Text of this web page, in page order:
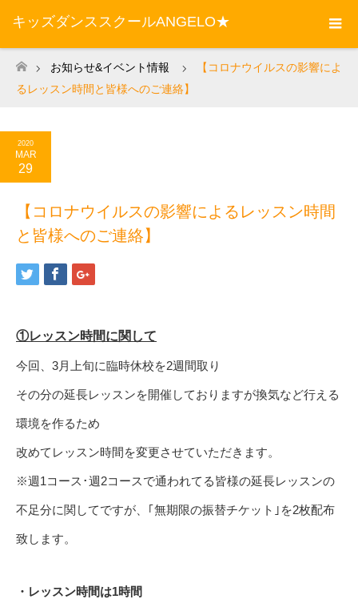
キッズダンススクールANGELO★
ホーム
お知らせ&イベント情報
【コロナウイルスの影響によ
るレッスン時間と皆様へのご連絡】
2020
MAR
29
【コロナウイルスの影響によるレッスン時間
と皆様へのご連絡】
①レッスン時間に関して
今回、3月上旬に臨時休校を2週間取り
その分の延長レッスンを開催しておりますが換気など行える
環境を作るため
改めてレッスン時間を変更させていただきます。
※週1コース･週2コースで通われてる皆様の延長レッスンの
不足分に関してですが、｢無期限の振替チケット｣を2枚配布
致します。
・レッスン時間は1時間